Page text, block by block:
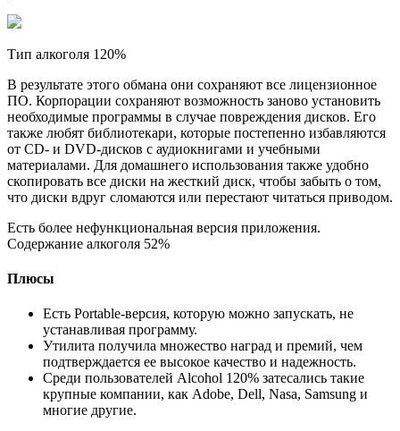
Тип алкоголя 120%
В результате этого обмана они сохраняют все лицензионное
ПО. Корпорации сохраняют возможность заново установить
необходимые программы в случае повреждения дисков. Его
также любят библиотекари, которые постепенно избавляются
от CD- и DVD-дисков с аудиокнигами и учебными
материалами. Для домашнего использования также удобно
скопировать все диски на жесткий диск, чтобы забыть о том,
что диски вдруг сломаются или перестают читаться приводом.
Есть более нефункциональная версия приложения.
Содержание алкоголя 52%
Плюсы
Есть Portable-версия, которую можно запускать, не
устанавливая программу.
Утилита получила множество наград и премий, чем
подтверждается ее высокое качество и надежность.
Среди пользователей Alcohol 120% затесались такие
крупные компании, как Adobe, Dell, Nasa, Samsung и
многие другие.